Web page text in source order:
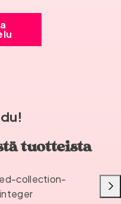
tuotteista
collection-